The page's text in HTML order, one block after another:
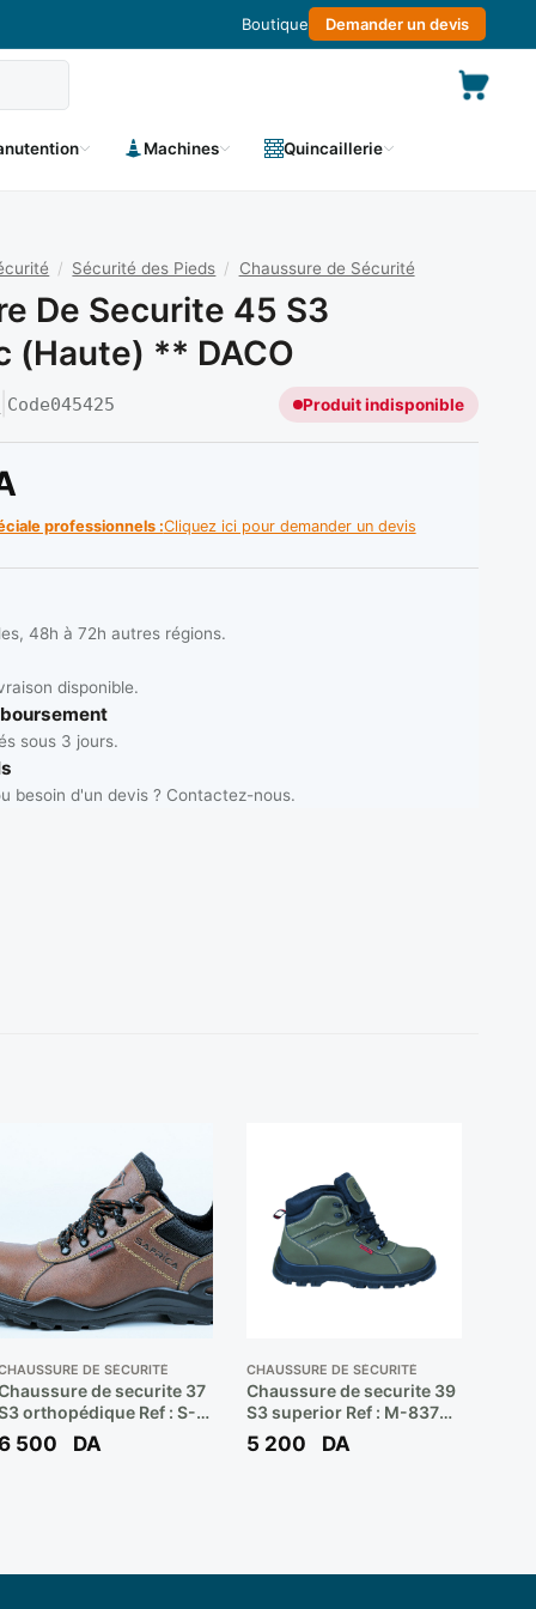
Boutique Demander un devis
Machines Quincaillerie
/ Sécurité des Pieds / Chaussure de Sécurité
De Securite 45 S3
(haute) ** DACO
Code045425 Produit indisponible
professionnels :Cliquez ici pour demander un devis
48h à 72h autres régions.
disponible.
sous 3 jours.
besoin d'un devis ? Contactez-nous.
DE SÉCURITÉ
de securite 37
orthopédique Ref : S-
(basse) ** SAFRICA
500 DA
CHAUSSURE DE SÉCURITÉ
Chaussure de securite 39
S3 superior Ref : M-8376
(haute) ** SAFRICA
5 200 DA